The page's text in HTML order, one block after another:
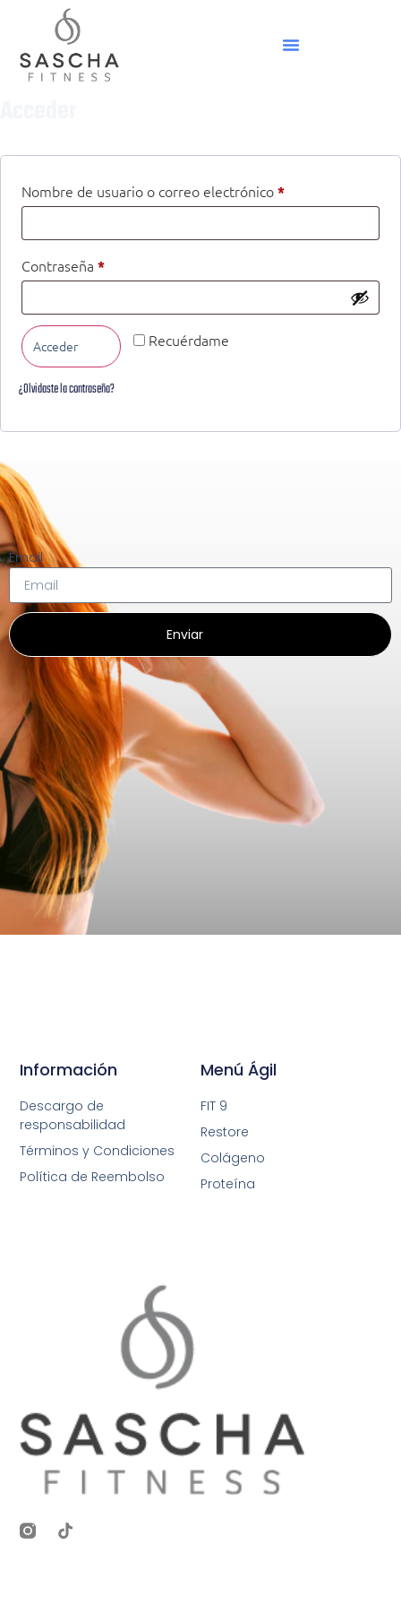
Nombre de usuario o correo electrónico*
Contraseña *
Recuérdame
Acceder
¿Olvidaste la contraseña?
Email
Enviar
Menú Ágil
FIT 9
Restore
Colágeno
Proteína
Información
Descargo de
responsabilidad
Términos y Condiciones
Política de Reembolso